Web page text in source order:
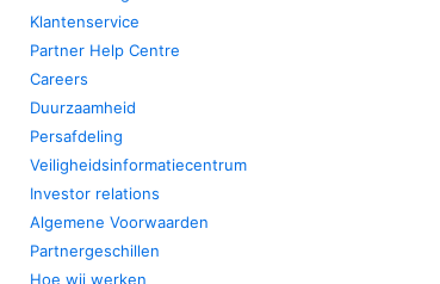
Klantenservice
Partner Help Centre
Careers
Duurzaamheid
Persafdeling
Veiligheidsinformatiecentrum
Investor relations
Algemene Voorwaarden
Partnergeschillen
Hoe wij werken